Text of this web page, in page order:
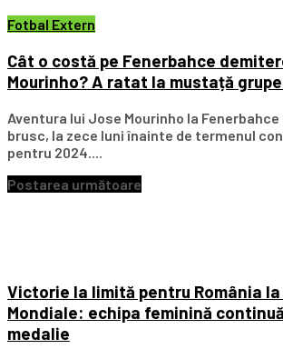
Fotbal Extern
Cât o costă pe Fenerbahce
Mourinho? A ratat la mustață
Aventura lui Jose Mourinho la
brusc, la zece luni înainte de termenul
pentru 2024....
Postarea următoare
Victorie la limită pentru România
Mondiale: echipa feminină
medalie